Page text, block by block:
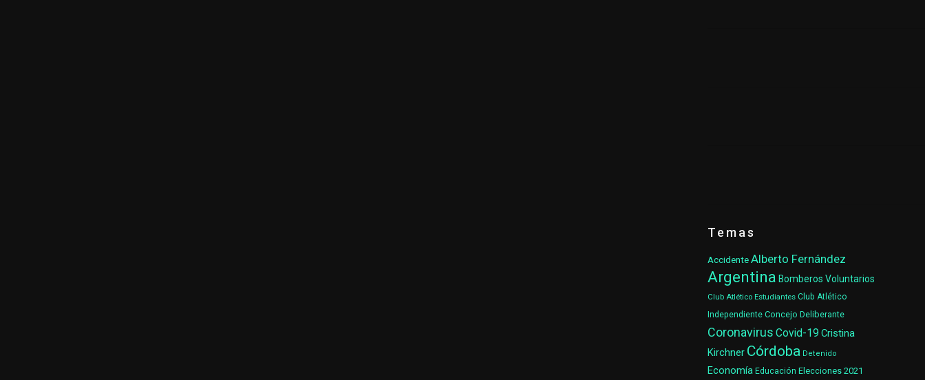
Temas
AccidenteAlberto Fernández
Argentina Bomberos Voluntarios
Club Atlético Estudiantes Club Atlético
Independiente Concejo Deliberante
Coronavirus Covid-19 Cristina
Kirchner Córdoba Detenido
Economía Educación Elecciones 2021